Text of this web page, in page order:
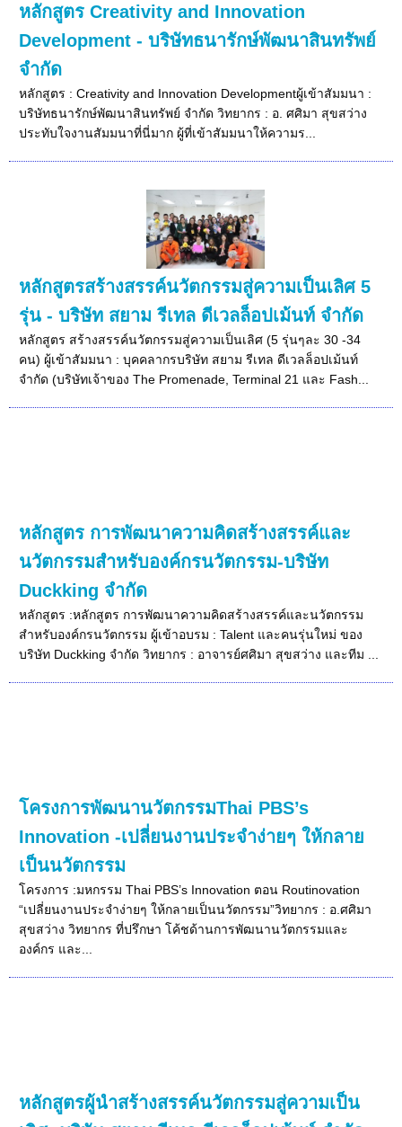
หลักสูตร Creativity and Innovation
Development - บริษัทธนารักษ์พัฒนาสินทรัพย์
จำกัด
หลักสูตร : Creativity and Innovation Developmentผู้เข้าสัมมนา :
บริษัทธนารักษ์พัฒนาสินทรัพย์ จำกัด วิทยากร : อ. ศศิมา สุขสว่าง
ประทับใจงานสัมมนาที่นี่มาก ผู้ที่เข้าสัมมนาให้ความร...
หลักสูตรสร้างสรรค์นวัตกรรมสู่ความเป็นเลิศ 5
รุ่น - บริษัท สยาม รีเทล ดีเวลล็อปเม้นท์ จำกัด
หลักสูตร สร้างสรรค์นวัตกรรมสู่ความเป็นเลิศ (5 รุ่นๆละ 30 -34
คน) ผู้เข้าสัมมนา : บุคคลากรบริษัท สยาม รีเทล ดีเวลล็อปเม้นท์
จำกัด (บริษัทเจ้าของ The Promenade, Terminal 21 และ Fash...
หลักสูตร การพัฒนาความคิดสร้างสรรค์และ
นวัตกรรมสำหรับองค์กรนวัตกรรม-บริษัท
Duckking จำกัด
หลักสูตร :หลักสูตร การพัฒนาความคิดสร้างสรรค์และนวัตกรรม
สำหรับองค์กรนวัตกรรม ผู้เข้าอบรม : Talent และคนรุ่นใหม่ ของ
บริษัท Duckking จำกัด วิทยากร : อาจารย์ศศิมา สุขสว่าง และทีม ...
โครงการพัฒนานวัตกรรมThai PBS’s
Innovation -เปลี่ยนงานประจำง่ายๆ ให้กลาย
เป็นนวัตกรรม
โครงการ :มหกรรม Thai PBS’s Innovation ตอน Routinovation
“เปลี่ยนงานประจำง่ายๆ ให้กลายเป็นนวัตกรรม”วิทยากร : อ.ศศิมา
สุขสว่าง วิทยากร ที่ปรึกษา โค้ชด้านการพัฒนานวัตกรรมและ
องค์กร และ...
หลักสูตรผู้นำสร้างสรรค์นวัตกรรมสู่ความเป็น